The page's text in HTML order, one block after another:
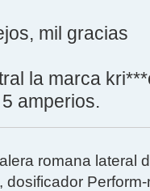
mil gracias
la marca
amperios.
romana lateral